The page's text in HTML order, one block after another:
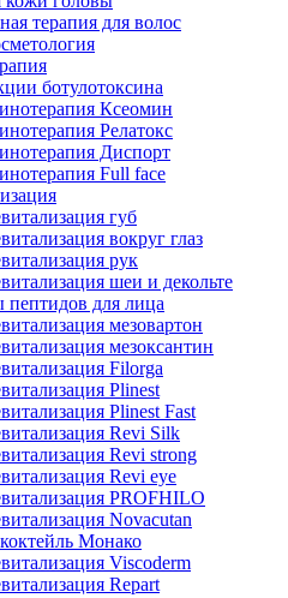
терапия для волос
ботулотоксина
Ксеомин
Релатокс
Диспорт
Full face
губ
вокруг глаз
рук
шеи и декольте
пептидов для лица
мезовартон
мезоксантин
Filorga
Plinest
Plinest Fast
Revi Silk
Revi strong
Revi eye
PROFHILO
Novacutan
Монако
Viscoderm
Repart